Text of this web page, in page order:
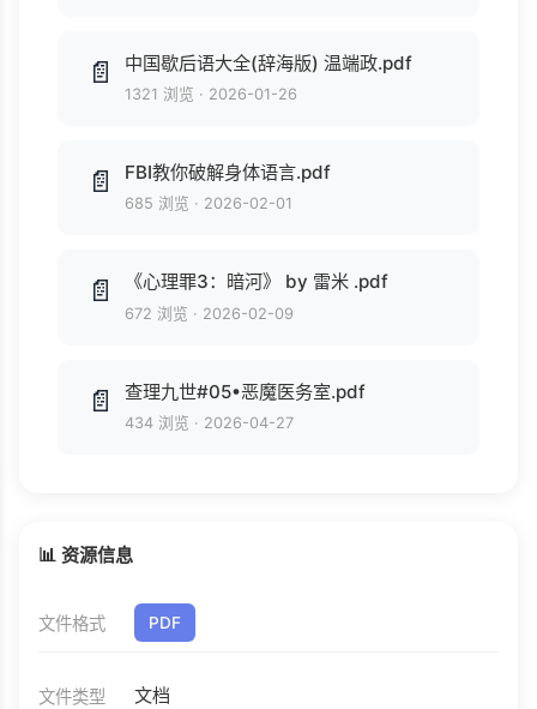
📄 中国歇后语大全(辞海版) 温端政.pdf
1321 浏览 · 2026-01-26
📄 FBI教你破解身体语言.pdf
685 浏览 · 2026-02-01
📄 《心理罪3：暗河》 by 雷米 .pdf
672 浏览 · 2026-02-09
📄 查理九世#05•恶魔医务室.pdf
434 浏览 · 2026-04-27
📊 资源信息
文件格式 PDF
文件类型 文档